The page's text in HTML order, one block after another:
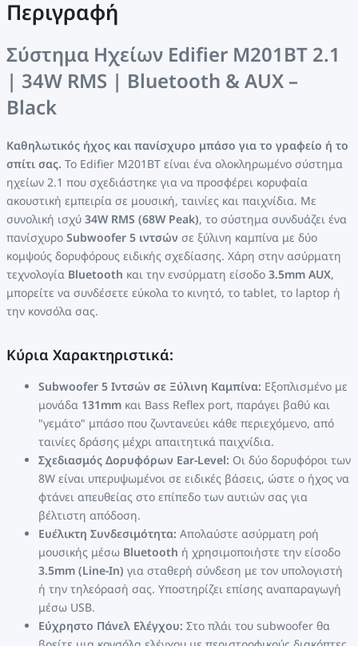
Περιγραφή
Σύστημα Ηχείων Edifier M201BT 2.1
| 34W RMS | Bluetooth & AUX –
Black
Καθηλωτικός ήχος και πανίσχυρο μπάσο για το γραφείο ή το
σπίτι σας. Το Edifier M201BT είναι ένα ολοκληρωμένο σύστημα
ηχείων 2.1 που σχεδιάστηκε για να προσφέρει κορυφαία
ακουστική εμπειρία σε μουσική, ταινίες και παιχνίδια. Με
συνολική ισχύ 34W RMS (68W Peak), το σύστημα συνδυάζει ένα
πανίσχυρο Subwoofer 5 ιντσών σε ξύλινη καμπίνα με δύο
κομψούς δορυφόρους ειδικής σχεδίασης. Χάρη στην ασύρματη
τεχνολογία Bluetooth και την ενσύρματη είσοδο 3.5mm AUX,
μπορείτε να συνδέσετε εύκολα το κινητό, το tablet, το laptop ή
την κονσόλα σας.
Κύρια Χαρακτηριστικά:
Subwoofer 5 Ιντσών σε Ξύλινη Καμπίνα: Εξοπλισμένο με
μονάδα 131mm και Bass Reflex port, παράγει βαθύ και
"γεμάτο" μπάσο που ζωντανεύει κάθε περιεχόμενο, από
ταινίες δράσης μέχρι απαιτητικά παιχνίδια.
Σχεδιασμός Δορυφόρων Ear-Level: Οι δύο δορυφόροι των
8W είναι υπερυψωμένοι σε ειδικές βάσεις, ώστε ο ήχος να
φτάνει απευθείας στο επίπεδο των αυτιών σας για
βέλτιστη απόδοση.
Ευέλικτη Συνδεσιμότητα: Απολαύστε ασύρματη ροή
μουσικής μέσω Bluetooth ή χρησιμοποιήστε την είσοδο
3.5mm (Line-In) για σταθερή σύνδεση με τον υπολογιστή
ή την τηλεόρασή σας. Υποστηρίζει επίσης αναπαραγωγή
μέσω USB.
Εύχρηστο Πάνελ Ελέγχου: Στο πλάι του subwoofer θα